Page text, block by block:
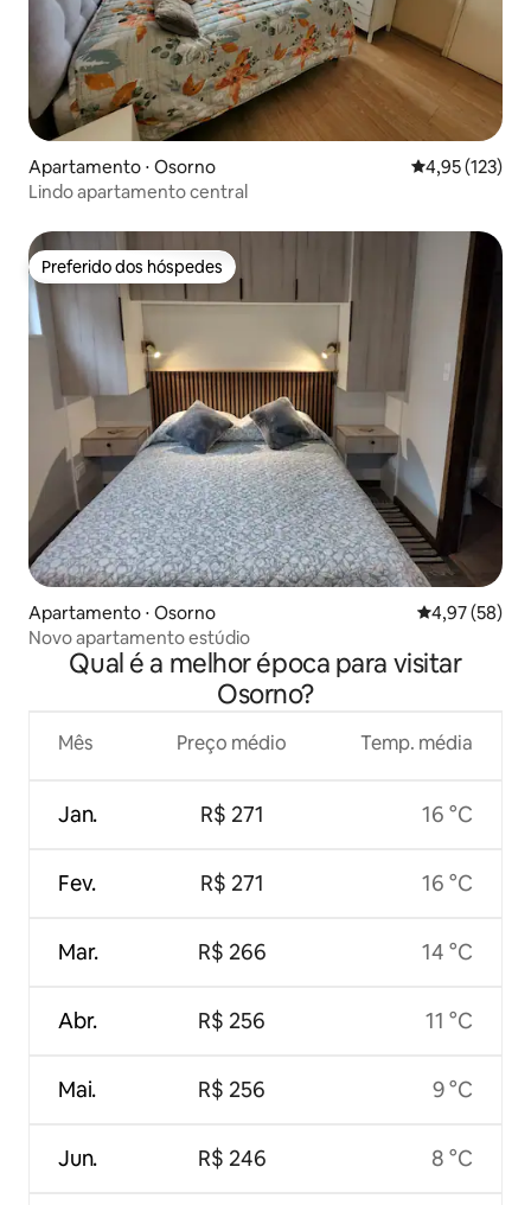
Apartamento ⋅ Osorno 4,95 de uma
4,95 (123)
Lindo apartamento central
Preferido dos hóspedes
Preferido dos hóspedes
Apartamento ⋅ Osorno 4,97 de uma
4,97 (58)
Novo apartamento estúdio
Qual é a melhor época para visitar
Osorno?
Mês
Jan.
Fev.
Mar.
Abr.
Mai.
Jun.
Preço médio
R$ 271
R$ 271
R$ 266
R$ 256
R$ 256
R$ 246
Temp. média
16 °C
16 °C
14 °C
11 °C
9 °C
8 °C